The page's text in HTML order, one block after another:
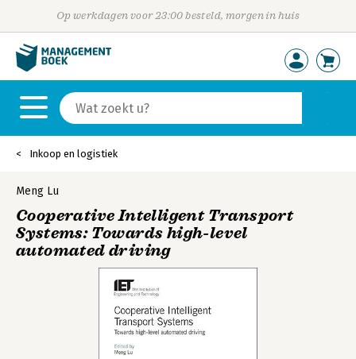
Op werkdagen voor 23:00 besteld, morgen in huis
Inkoop en logistiek
Meng Lu
Cooperative Intelligent Transport
Systems: Towards high-level
automated driving